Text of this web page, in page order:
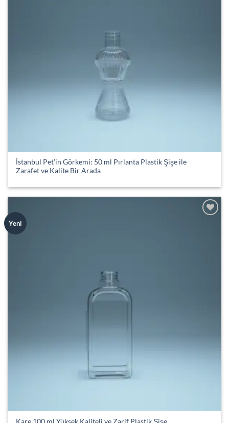
İstanbul Pet’in Görkemi: 50 ml Pırlanta Plastik Şişe ile
Zarafet ve Kalite Bir Arada
Yeni
Kare 100 ml Yüksek Kaliteli ve Zarif Plastik Şişe